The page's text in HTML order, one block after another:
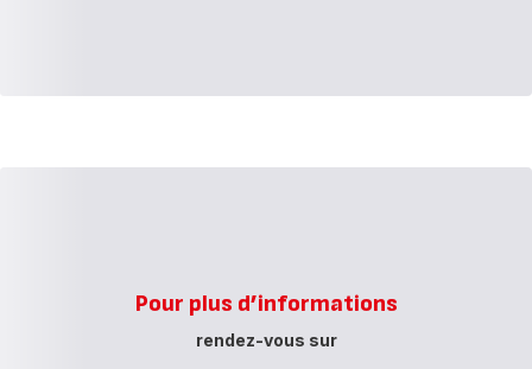
Pour plus d’informations
rendez-vous sur